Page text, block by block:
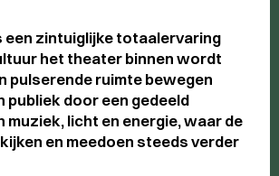
een zintuiglijke totaalervaring
het theater binnen wordt
pulserende ruimte bewegen
publiek door een gedeeld
muziek, licht en energie, waar de
en meedoen steeds verder